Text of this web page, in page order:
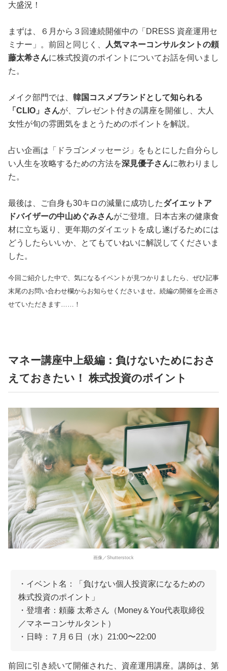
大盛況！
まずは、６月から３回連続開催中の「DRESS 資産運用セ
ミナー」。前回と同じく、
人気マネーコンサルタントの頼
藤太希さんに株式投資のポイントについてお話を伺いまし
た。
メイク部門では、 韓国コスメブランドとして知られる
「CLIO」さんが、プレゼント付きの講座を開催し、大人
女性が旬の雰囲気をまとうためのポイントを解説。
占い企画は「ドラゴンメッセージ」をもとにした自分らし
い人生を攻略するための方法を深見優子さんに教わりまし
た。
最後は、ご自身も30キロの減量に成功したダイエットア
ドバイザーの中山めぐみさんがご登壇。日本古来の健康食
材に立ち返り、更年期のダイエットを成し遂げるためには
どうしたらいいか、とてもていねいに解説してくださいま
した。
今回ご紹介した中で、気になるイベントが見つかりましたら、ぜひ記事
末尾のお問い合わせ欄からお知らせくださいませ。続編の開催を企画さ
せていただきます……！
マネー講座中上級編：負けないためにおさ
えておきたい！ 株式投資のポイント
画像／Shutterstock
・イベント名：「負けない個人投資家になるための
株式投資のポイント」
・登壇者：頼藤 太希さん（Money＆You代表取締役
／マネーコンサルタント）
・日時：７月６日（水）21:00〜22:00
前回に引き続いて開催された、資産運用講座。講師は、第